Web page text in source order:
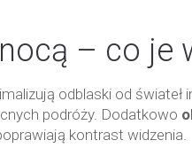
– co je
odblaski od
podróży. Dodatkowo
kontrast widzenia.